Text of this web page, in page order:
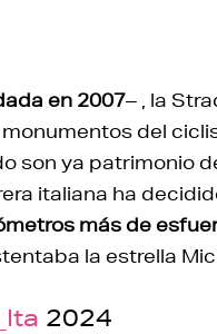
en 2007– , la
del
son ya patrimonio
italiana ha
más de
la estrella
2024